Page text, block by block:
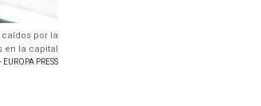
por la
en la capital
- EUROPA PRESS